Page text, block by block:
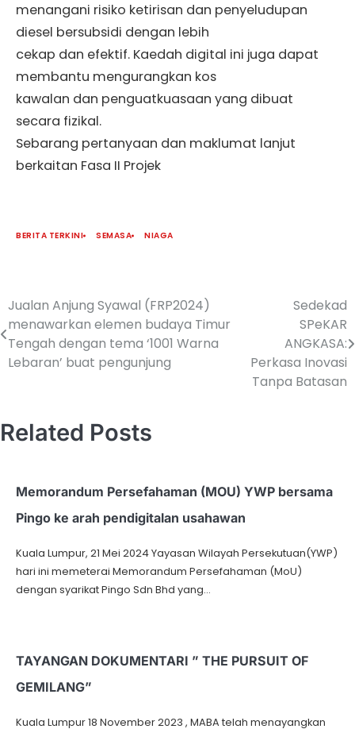
menangani risiko ketirisan dan penyeludupan
diesel bersubsidi dengan lebih
cekap dan efektif. Kaedah digital ini juga dapat
membantu mengurangkan kos
kawalan dan penguatkuasaan yang dibuat
secara fizikal.
Sebarang pertanyaan dan maklumat lanjut
berkaitan Fasa II Projek
BERITA TERKINI SEMASA NIAGA
Jualan Anjung Syawal (FRP2024)
menawarkan elemen budaya Timur
Tengah dengan tema ‘1001 Warna
Lebaran’ buat pengunjung
Sedekad
SPeKAR
ANGKASA:
Perkasa Inovasi
Tanpa Batasan
Related Posts
Memorandum Persefahaman (MOU) YWP bersama
Pingo ke arah pendigitalan usahawan
Kuala Lumpur, 21 Mei 2024 Yayasan Wilayah Persekutuan(YWP)
hari ini memeterai Memorandum Persefahaman (MoU)
dengan syarikat Pingo Sdn Bhd yang…
TAYANGAN DOKUMENTARI ” THE PURSUIT OF
GEMILANG”
Kuala Lumpur 18 November 2023 , MABA telah menayangkan